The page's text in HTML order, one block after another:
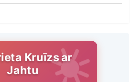
Kruīzs ar
Jahtu